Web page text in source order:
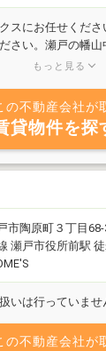
スにお任せくださ
さい。瀬戸の幡
型・アットホーム
もっと見る
の不動産会社が
貸物件を探
市陶原町３丁目68-
瀬戸市役所前駅
いは行っていませ
の不動産会社が